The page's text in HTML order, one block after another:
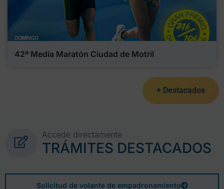
42ª Media Maratón Ciudad de Motril
+ Destacados
Accede directamente
TRÁMITES DESTACADOS
Solicitud de volante de empadronamiento